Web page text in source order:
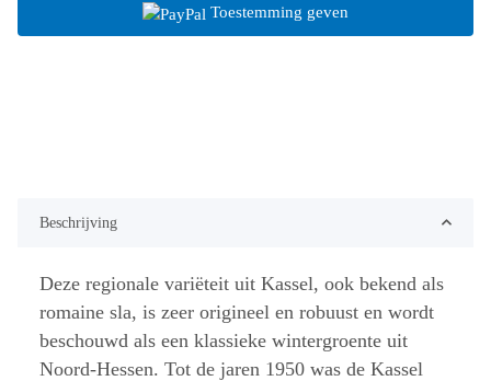
Toestemming geven
Beschrijving
Deze regionale variëteit uit Kassel, ook bekend als
romaine sla, is zeer origineel en robuust en wordt
beschouwd als een klassieke wintergroente uit
Noord-Hessen. Tot de jaren 1950 was de Kassel